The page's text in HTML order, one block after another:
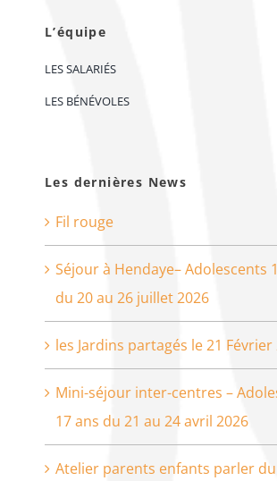
L’équipe
LES SALARIÉS
LES BÉNÉVOLES
Les dernières News
Fil rouge
Séjour à Hendaye– Adolescents
du 20 au 26 juillet 2026
les Jardins partagés le 21 Février
Mini-séjour inter-centres –
17 ans du 21 au 24 avril 2026
Atelier parents enfants parler du